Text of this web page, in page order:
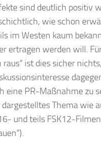
sind deutlich positiv
wie schon
im Westen kaum
ertragen werden will.
ist dies sicher
eine PR-Maßnahme zu
Thema wie
und teils FSK12-